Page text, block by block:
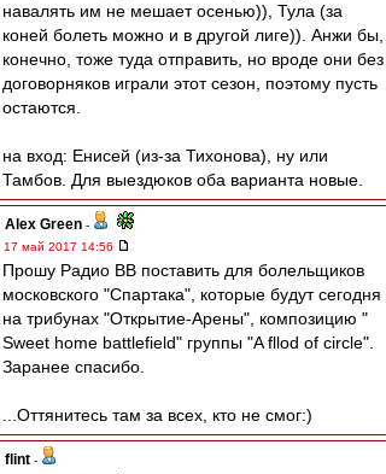
навалять им не мешает осенью)), Тула (за
коней болеть можно и в другой лиге)). Анжи бы,
конечно, тоже туда отправить, но вроде они без
договорняков играли этот сезон, поэтому пусть
остаются.
на вход: Енисей (из-за Тихонова), ну или
Тамбов. Для выездюков оба варианта новые.
Alex Green -
17 май 2017 14:56
Прошу Радио ВВ поставить для болельщиков
московского "Спартака", которые будут сегодня
на трибунах "Открытие-Арены", композицию "
Sweet home battlefield" группы "A fllod of circle".
Заранее спасибо.
...Оттянитесь там за всех, кто не смог:)
flint -